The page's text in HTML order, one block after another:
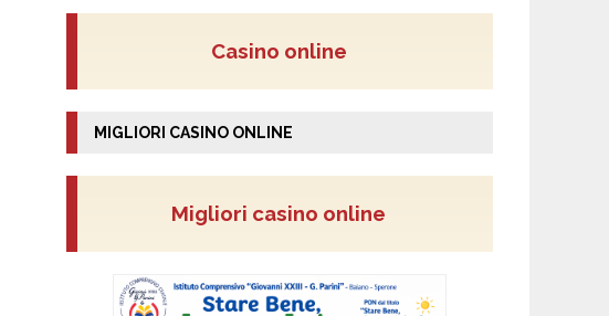
Casino online
MIGLIORI CASINO ONLINE
Migliori casino online